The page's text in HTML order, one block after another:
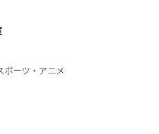
ポーツ・アニメ